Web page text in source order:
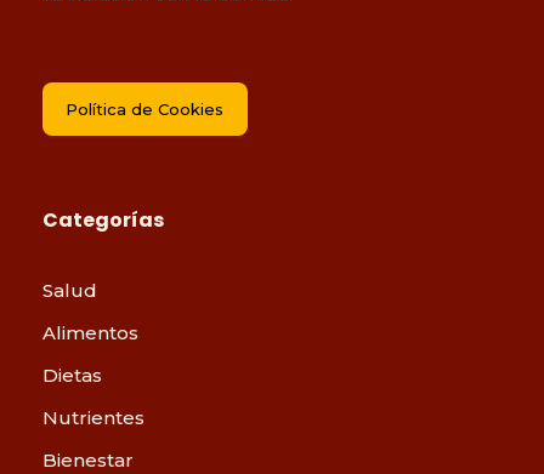
Política de Cookies
Categorías
Salud
Alimentos
Dietas
Nutrientes
Bienestar